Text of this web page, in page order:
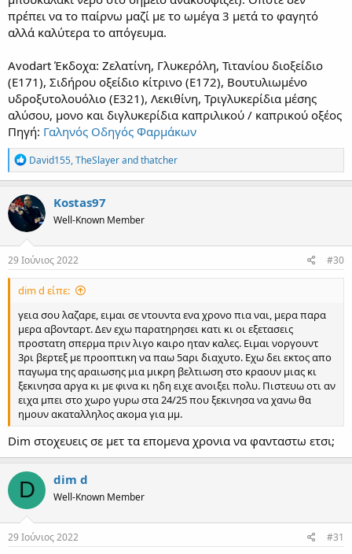
πρέπει να το παίρνω μαζί με το ωμέγα 3 μετά το φαγητό
αλλά καλύτερα το απόγευμα.
Avodart Έκδοχα: Ζελατίνη, Γλυκερόλη, Τιτανίου διοξείδιο
(Ε171), Σιδήρου οξείδιο κίτρινο (Ε172), Βουτυλιωμένο
υδροξυτολουόλιο (Ε321), Λεκιθίνη, Τριγλυκερίδια μέσης
αλύσου, μονο και διγλυκερίδια καπριλικού / καπρικού οξέος
Πηγή: Γαληνός Οδηγός Φαρμάκων
R
e
a
c
t
o
n
s
David155,TheSlayerandthatcher
Kostas97
Well-Known Member
29 Ιούνιος 2022 #30
dim d είπε:
γεια σου λαζαρε, ειμαι σε ντουντα ενα χρονο πια ναι, μερα παρα
μερα αβονταρτ. Δεν εχω παρατηρησει κατι κι οι εξετασεις
προστατη σπερμα πριν λιγο καιρο ηταν καλες. Ειμαι νοργουντ
3ρι βερτεξ με προοπτικη να παω 5αρι διαχυτο. Εχω δει εκτος απο
παγωμα της αραιωσης μια μικρη βελτιωση στο κραουν μιας κι
ξεκινησα αργα κι με φινα κι ηδη ειχε ανοιξει πολυ. Πιστευω οτι αν
ειχα μπει στο χωρο γυρω στα 24/25 που ξεκινησα να χανω θα
ημουν ακαταλληλος ακομα για μμ.
Dim στοχευεις σε μετ τα επομενα χρονια να φανταστω ετσι;
D dim d
Well-Known Member
29 Ιούνιος 2022 #31